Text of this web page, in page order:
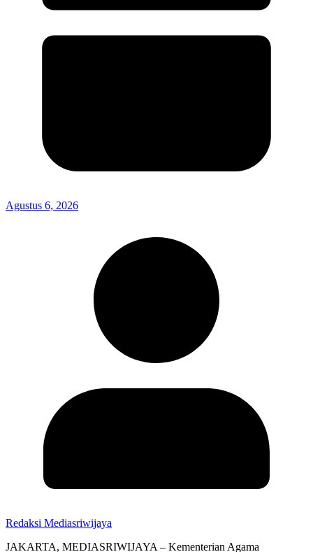
Agustus 6, 2026
Redaksi Mediasriwijaya
JAKARTA, MEDIASRIWIJAYA – Kementerian Agama